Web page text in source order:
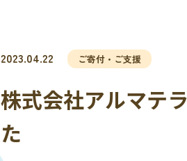
2023.04.22 ご寄付・ご支援
株式会社アルマテ
た